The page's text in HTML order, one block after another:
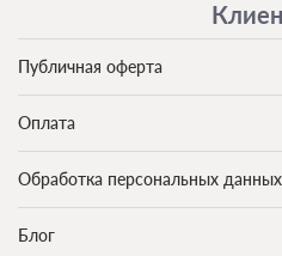
Публичная оферта
Оплата
Обработка персональных данных
Блог